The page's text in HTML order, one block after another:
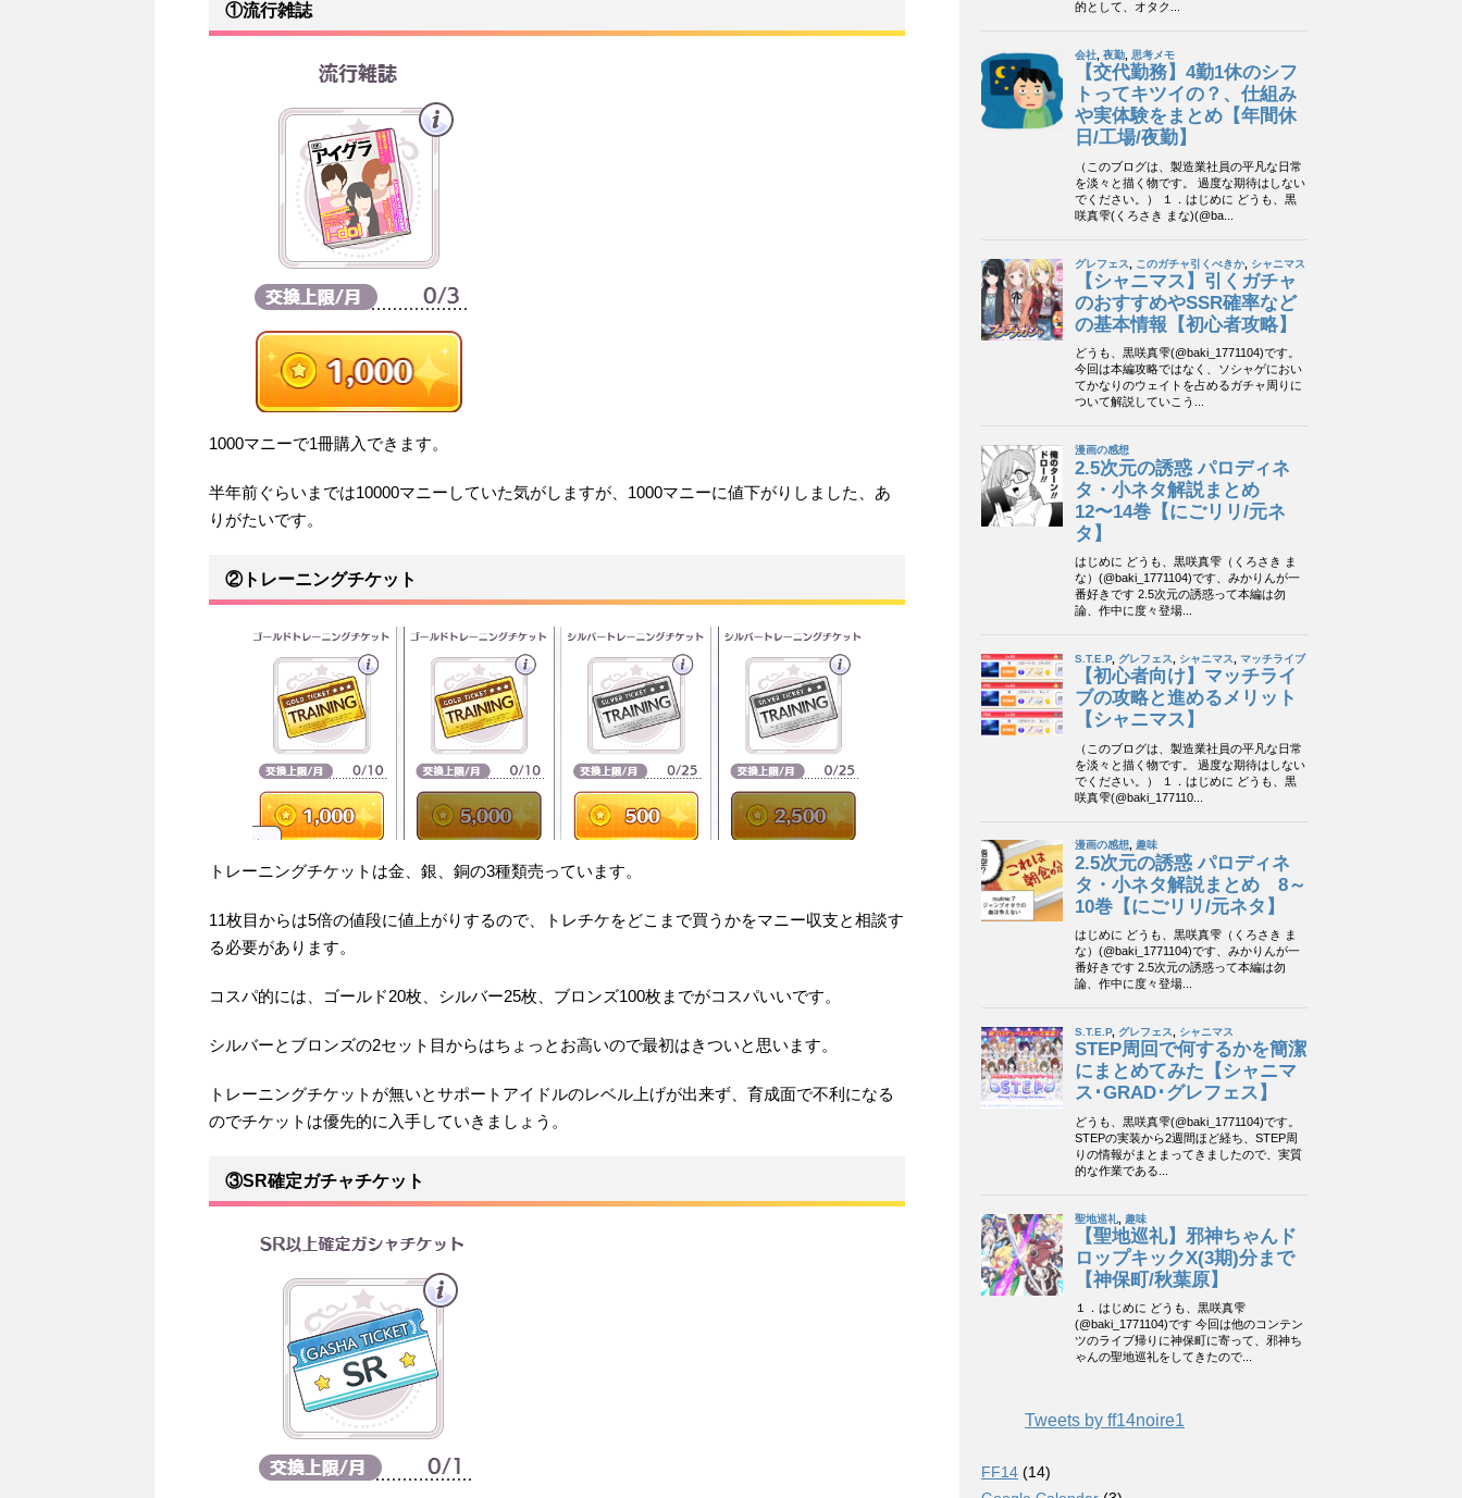
①流行雑誌
1000マニーで1冊購入できます。
半年前ぐらいまでは10000マニーしていた気がしますが、1000マニーに値下がりしました、あ
りがたいです。
②トレーニングチケット
トレーニングチケットは金、銀、銅の3種類売っています。
11枚目からは5倍の値段に値上がりするので、トレチケをどこまで買うかをマニー収支と相談す
る必要があります。
コスパ的には、ゴールド20枚、シルバー25枚、ブロンズ100枚までがコスパいいです。
シルバーとブロンズの2セット目からはちょっとお高いので最初はきついと思います。
トレーニングチケットが無いとサポートアイドルのレベル上げが出来ず、育成面で不利になる
のでチケットは優先的に入手していきましょう。
③SR確定ガチャチケット
Tweets by ff14noire1
FF14 (14)